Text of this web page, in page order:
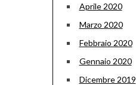
Aprile 2020
Marzo 2020
Febbraio 2020
Gennaio 2020
Dicembre 2019